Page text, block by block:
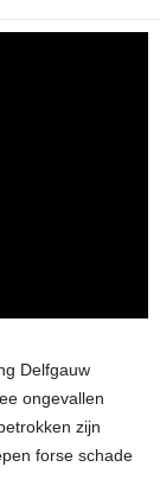
Delfgauw
ongevallen
zijn
forse schade